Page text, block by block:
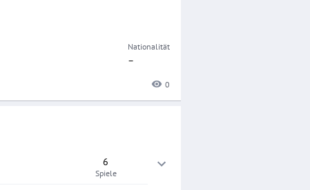
Nationalität
–
0
6
Spiele